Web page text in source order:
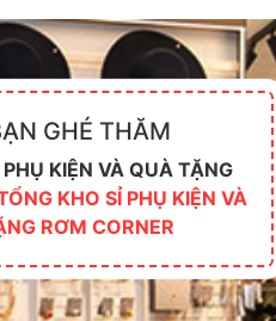
GHÉ THĂM
KIỆN VÀ QUÀ TẶNG
KHO SỈ PHỤ KIỆN VÀ
RƠM CORNER